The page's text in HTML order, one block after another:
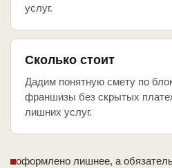
услуг.
Сколько стоит
Дадим понятную смету по
франшизы без скрытых
лишних услуг.
оформлено лишнее, а